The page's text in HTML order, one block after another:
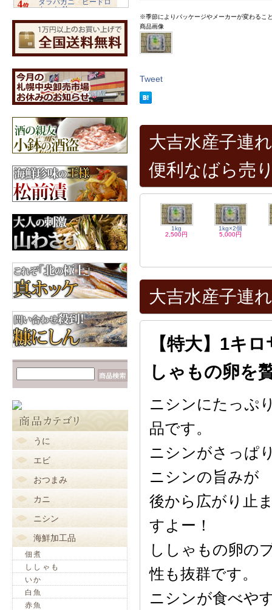
※季節によりパッケージやメーカーが変わるこ
商品画像
Tweet
大吉水産子連
便利なばら売
1kg
2,500円
1kg×2個
5,000円
大吉水産子連
【特大】1キ
しゃもの卵を
ニシンにたっぷ
品です。
ニシンがさっぱ
ニシンの旨みが
後から広がり止
すよー！
ししゃもの卵の
性も抜群です。
ニシンが食べや
タラバガニ ビードロ
カット 1kg
ズワイガニ ビードロ
カット 1kg
3,400円
り】みちのく松前
4,800円
【特大2キロ入り】業務
用ホッキ貝サラダ
4,900円
【数の子だらけ☆】み
ちのく松前
3,600円
昆布
【カニが安いゾ
ッ！！】毛ガニ 660g前
後×2尾
6,960円
うに
エビ
おつまみ
カニ
ニシン
海鮮加工品
佃煮
ししゃも
いか
白魚
赤魚